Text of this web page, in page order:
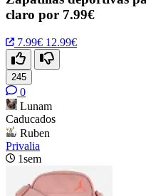
claro por 7.99€
7.99€ 12.99€
245
0
Lunam
Caducados
Ruben
Privalia
1sem